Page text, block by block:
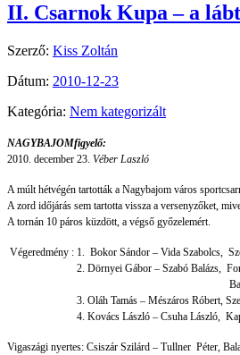
II. Csarnok Kupa – a
Szerző: Kiss Zoltán
Dátum: 2010-12-23
Kategória: Nem kategorizált
NAGYBAJOMfigyelő:
2010. december 23. Véber Laszló
A múlt hétvégén tartották a Nagybajom város
A zord időjárás sem tartotta vissza a versenyzőket,
A tornán 10 páros küzdött, a végső győzelemért.
Végeredmény : 1. Bokor Sándor – Vida Szabolcs,
2. Dörnyei Gábor – Szabó Balázs,
3. Oláh Tamás – Mészáros Róbert,
4. Kovács László – Csuha László,
Vigaszági nyertes: Csiszár Szilárd – Tullner Péter,